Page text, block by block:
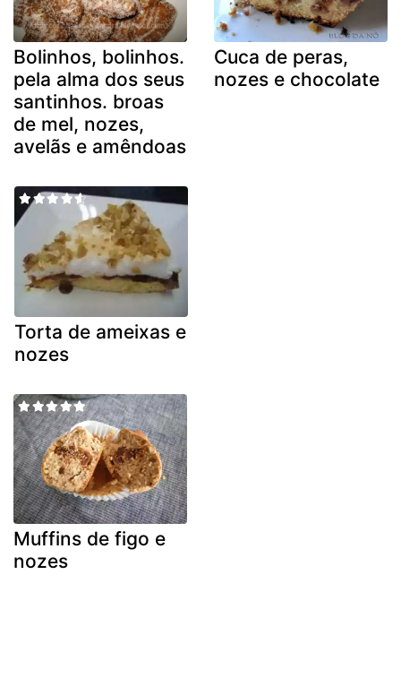
Bolinhos, bolinhos.
pela alma dos seus
santinhos. broas
de mel, nozes,
avelãs e amêndoas
Cuca de peras,
nozes e chocolate
Torta de ameixas e
nozes
Muffins de figo e
nozes